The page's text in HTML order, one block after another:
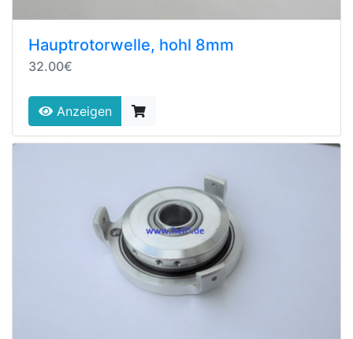
Hauptrotorwelle, hohl 8mm
32.00€
Anzeigen